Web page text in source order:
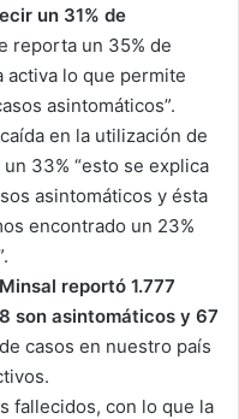
un 31% de
reporta un 35% de
activa lo que permite
asintomáticos”.
en la utilización de
33% “esto se explica
asintomáticos y ésta
encontrado un 23%
reportó 1.777
son asintomáticos y 67
casos en nuestro país
fallecidos, con lo que la